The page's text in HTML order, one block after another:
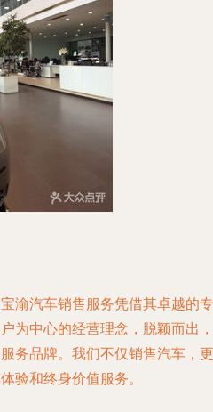
渝汽车销售服务凭借其卓越的专
为中心的经营理念，脱颖而出，
务品牌。我们不仅销售汽车，更
验和终身价值服务。